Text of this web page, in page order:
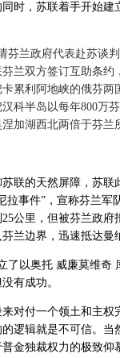
时，苏联着手开始建
芬兰政府代表赴苏谈
兰双方签订互助条约
累利阿地峡的俄芬
科半岛以每年800万
加湖西北两倍于芬兰
联的天然屏障，苏
拉事件”，宣称芬兰
公里，但被芬兰政
兰边界，迅速抵达曼
了以奥托 威廉莫维奇
有成功。
对付一个领土和主
逻辑就是不可信。
金独裁权力的极致